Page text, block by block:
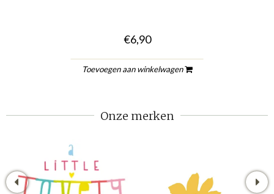
€6,90
Toevoegen aan winkelwagen
Onze merken